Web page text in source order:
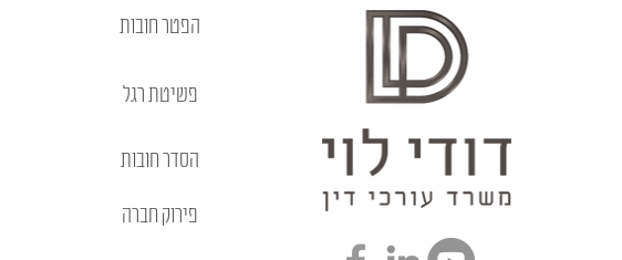
הפטר חובות
פשיטת רגל
הסדר חובות
פירוק חברה